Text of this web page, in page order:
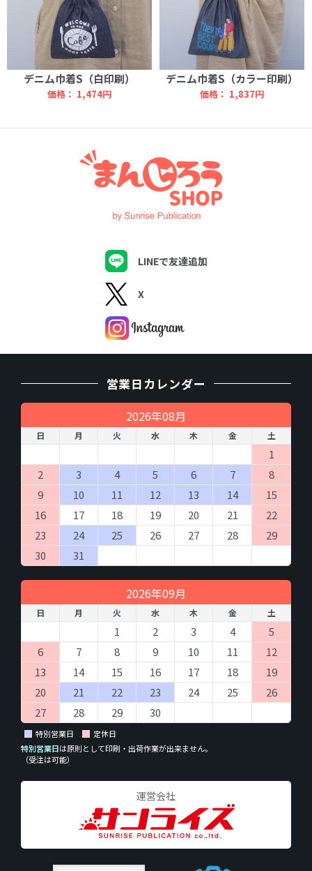
デニム巾着S（白印刷）
価格： 1,474円
デニム巾着S（カラー印刷）
価格： 1,837円
LINEで友達追加
X
営業日カレンダー
2026年08月
日 月 火 水 木 金 土
1
2
3 4 5 6 7
8
9
10 11 12 13 14
15
16
17 18 19 20 21
22
23
24 25 26 27 28
29
30
31
2026年09月
日 月 火 水 木 金 土
1 2 3 4
5
6
7 8 9 10 11
12
13
14 15 16 17 18
19
20
21 22 23 24 25
26
27
28 29 30
特別営業日
定休日
特別営業日は原則として印刷・出荷作業が出来ません。
（受注は可能）
運営会社